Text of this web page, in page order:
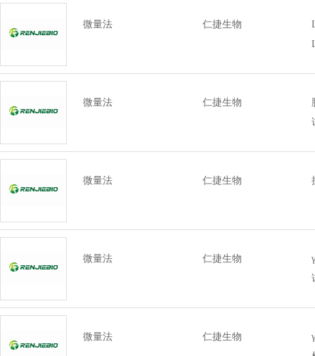
微量法 仁捷生物
微量法 仁捷生物
微量法 仁捷生物
微量法 仁捷生物
微量法 仁捷生物